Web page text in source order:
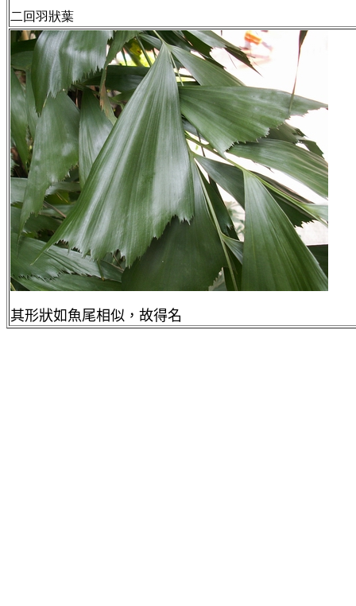
二回羽狀葉
其形狀如魚尾相似，故得名